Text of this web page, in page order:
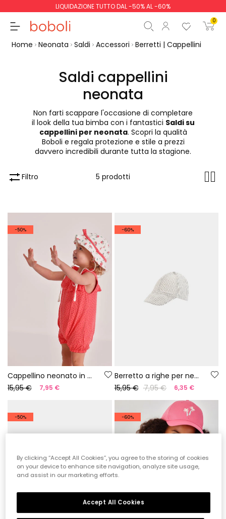
LIQUIDAZIONE TUTTO DAL -50% AL -60%
0
Totale 0,00 €
Continua Inizio ordine
Home Neonata Saldi Accessori Berretti | Cappellini
Saldi cappellini
neonata
Non farti scappare l'occasione di completare
il look della tua bimba con i fantastici Saldi su
cappellini per neonata. Scopri la qualità
Boboli e regala protezione e stile a prezzi
davvero incredibili durante tutta la stagione.
Filtro 5 prodotti
-50%
Cappellino neonato in cotone stampato
15,95 €
7,95 €
-60%
Berretto a righe per neonato
15,95 € 7,95 € 6,35 €
-50% -60%
By clicking “Accept All Cookies”, you agree to the storing of cookies
on your device to enhance site navigation, analyze site usage,
and assist in our marketing efforts.
Accept All Cookies